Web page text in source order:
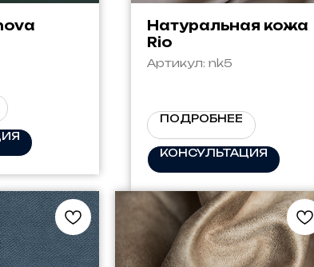
Натуральная кожа
Rio
Артикул: nk5
ПОДРОБНЕЕ
КОНСУЛЬТАЦИЯ